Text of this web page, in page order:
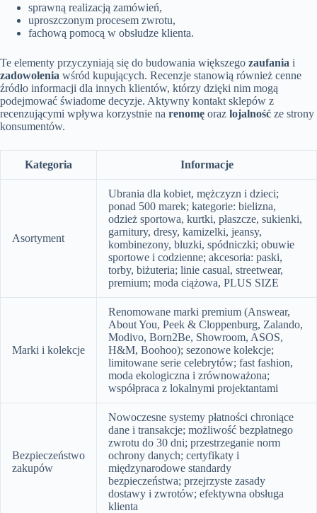
sprawną realizacją zamówień,
uproszczonym procesem zwrotu,
fachową pomocą w obsłudze klienta.
Te elementy przyczyniają się do budowania większego zaufania i
zadowolenia wśród kupujących. Recenzje stanowią również cenne
źródło informacji dla innych klientów, którzy dzięki nim mogą
podejmować świadome decyzje. Aktywny kontakt sklepów z
recenzującymi wpływa korzystnie na renomę oraz lojalność ze strony
konsumentów.
Kategoria Informacje
Asortyment
Ubrania dla kobiet, mężczyzn i dzieci;
ponad 500 marek; kategorie: bielizna,
odzież sportowa, kurtki, płaszcze, sukienki,
garnitury, dresy, kamizelki, jeansy,
kombinezony, bluzki, spódniczki; obuwie
sportowe i codzienne; akcesoria: paski,
torby, biżuteria; linie casual, streetwear,
premium; moda ciążowa, PLUS SIZE
Marki i kolekcje
Renomowane marki premium (Answear,
About You, Peek & Cloppenburg, Zalando,
Modivo, Born2Be, Showroom, ASOS,
H&M, Boohoo); sezonowe kolekcje;
limitowane serie celebrytów; fast fashion,
moda ekologiczna i zrównoważona;
współpraca z lokalnymi projektantami
Bezpieczeństwo
zakupów
Nowoczesne systemy płatności chroniące
dane i transakcje; możliwość bezpłatnego
zwrotu do 30 dni; przestrzeganie norm
ochrony danych; certyfikaty i
międzynarodowe standardy
bezpieczeństwa; przejrzyste zasady
dostawy i zwrotów; efektywna obsługa
klienta